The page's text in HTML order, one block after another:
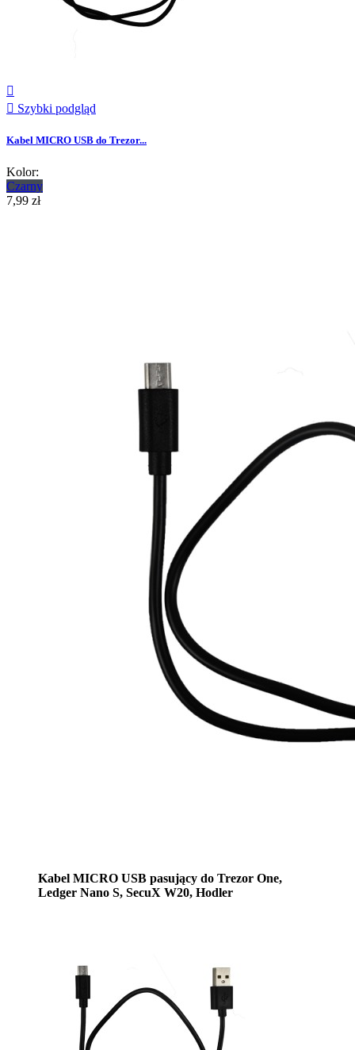

 Szybki podgląd
Kabel MICRO USB do Trezor...
Kolor:
Czarny
7,99 zł
Kabel MICRO USB pasujący do Trezor One,
Ledger Nano S, SecuX W20, Hodler